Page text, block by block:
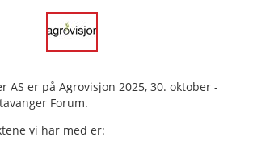
AS er på Agrovisjon 2025, 30. oktober -
Forum.
vi har med er: